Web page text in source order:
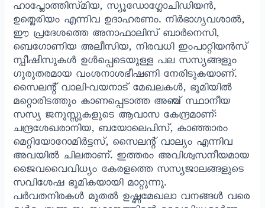
ഹാപ്ലോത്തിസ്മിയ, സ്യൂഡോഗ്ലോചിഡിയൻ,
ഉത്ലെരിയം എന്നിവ ഉദാഹരണം. നിർഭാഗ്യവശാൽ,
ഈ പ്രദേശത്തെ അനാഫാലിസ് ബാർനെസി,
ബെഗോണിയ അലീസിയ, നിരവധി ഇംപാറ്റിയൻസ്
സ്പീഷീസുകൾ ഉൾപ്പെടെയുള്ള പല സസ്യങ്ങളും
ഗുരുതരമായ വംശനാശഭീഷണി നേരിടുകയാണ്.
സൈലന്റ് വാലി-വയനാട് മേഖലകൾ, ഭൂമിയിൽ
മറ്റൊരിടത്തും കാണപ്പെടാത്ത അഞ്ച് സ്ഥാനീയ
സസ്യ ജനുസ്സുകളുടെ ആവാസ കേന്ദ്രമാണ്:
ചന്ദ്രശേഖരാനിയ, ബയോലെപിസ്, കാഞ്ഞാരം
മെറ്റിയോറോമിർട്ടസ്, സൈലന്റ് വാല്യം എന്നിവ
അവയിൽ ചിലതാണ്. ഇത്തരം അവിശ്വസനീയമായ
ജൈവവൈവിധ്യം കേരളത്തെ സസ്യജാലങ്ങളുടെ
സവിശേഷ ഭൂമികയായി മാറ്റുന്നു.
പർവതനിരകൾ മുതൽ ഉഷ്ണമേഖലാ വനങ്ങൾ വരെ